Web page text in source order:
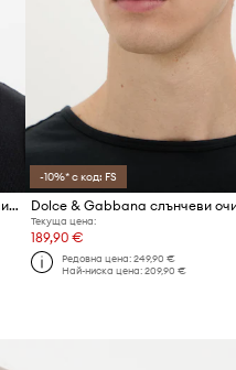
Dolce & Gabbana авиаторски слънчеви очила мъжки
-10%* с код: FS
Текуща цена:
189,90 €
Редовна цена:249,90 €
Най-ниска цена:209,90 €